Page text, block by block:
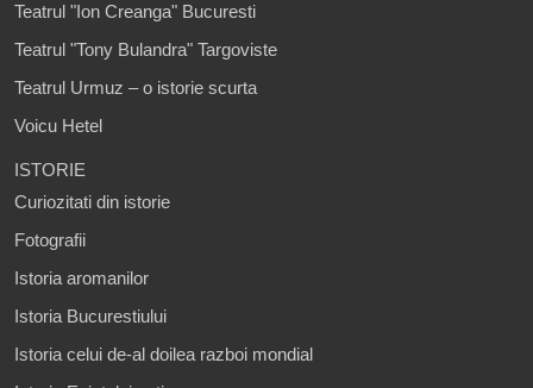
Teatrul "Ion Creanga" Bucuresti
Teatrul "Tony Bulandra" Targoviste
Teatrul Urmuz – o istorie scurta
Voicu Hetel
ISTORIE
Curiozitati din istorie
Fotografii
Istoria aromanilor
Istoria Bucurestiului
Istoria celui de-al doilea razboi mondial